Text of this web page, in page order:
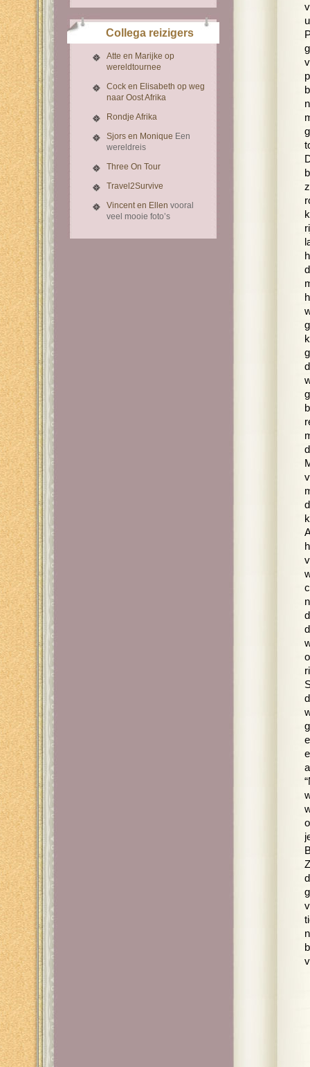
Collega reizigers
Atte en Marijke op
wereldtournee
Cock en Elisabeth op weg
naar Oost Afrika
Rondje Afrika
Sjors en Monique Een
wereldreis
Three On Tour
Travel2Survive
Vincent en Ellen vooral
veel mooie foto’s